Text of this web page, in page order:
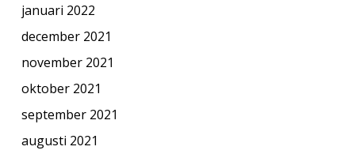
januari 2022
december 2021
november 2021
oktober 2021
september 2021
augusti 2021